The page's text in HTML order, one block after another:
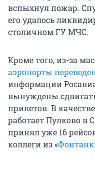
вспыхнул пожар.
его удалось
столичном ГУ МЧС.
Кроме того, из-за
аэропорты
информации
вынуждены
прилетов. В
работает Пулково в
принял уже 16
коллеги из «